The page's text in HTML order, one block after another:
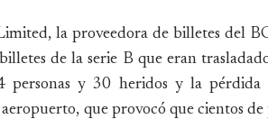
la proveedora de billetes del
de la serie B que eran
y 30 heridos y la pérdida
que provocó que cientos de